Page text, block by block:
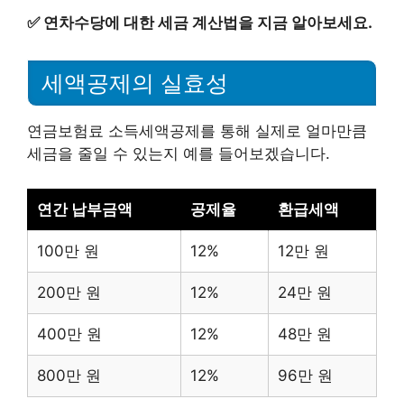
✅ 연차수당에 대한 세금 계산법을 지금 알아보세요.
세액공제의 실효성
연금보험료 소득세액공제를 통해 실제로 얼마만큼
세금을 줄일 수 있는지 예를 들어보겠습니다.
연간 납부금액 공제율 환급세액
100만 원 12% 12만 원
200만 원 12% 24만 원
400만 원 12% 48만 원
800만 원 12% 96만 원